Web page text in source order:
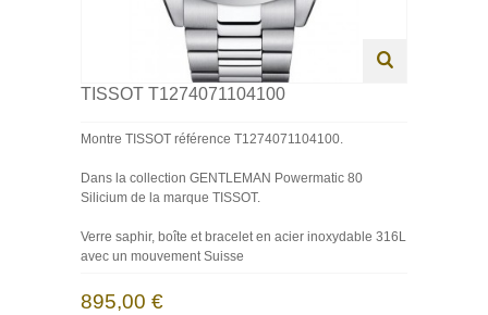
TISSOT T1274071104100
Montre TISSOT référence T1274071104100.
Dans la collection GENTLEMAN Powermatic 80
Silicium de la marque TISSOT.
Verre saphir, boîte et bracelet en acier inoxydable 316L
avec un mouvement Suisse
895,00 €